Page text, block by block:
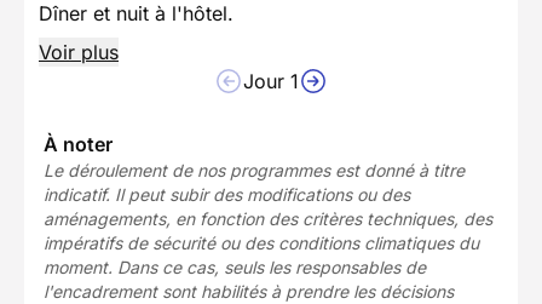
Dîner et nuit à l'hôtel.
Voir plus
Jour 1
À noter
Le déroulement de nos programmes est donné à titre
indicatif. Il peut subir des modifications ou des
aménagements, en fonction des critères techniques, des
impératifs de sécurité ou des conditions climatiques du
moment. Dans ce cas, seuls les responsables de
l'encadrement sont habilités à prendre les décisions